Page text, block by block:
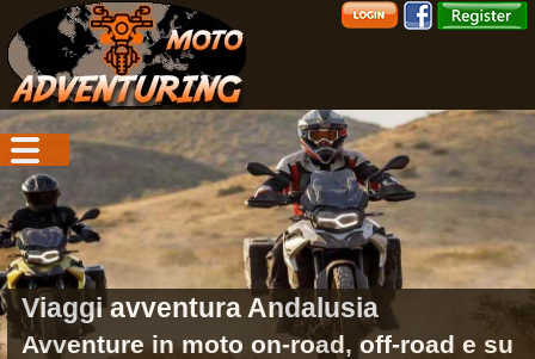
Viaggi avventura Andalusia
Avventure in moto on-road, off-road e su